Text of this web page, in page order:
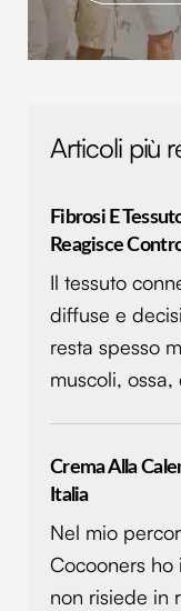
annunci, per
analizzare il nostro
informazioni sul
con altre
raccolto dal tuo
Articoli più
Fibrosi E
Reagisce
Il tessuto
diffuse e
resta spesso
muscoli,
Crema Alla
Italia
Nel mio
Cocooners ho
non risiede in